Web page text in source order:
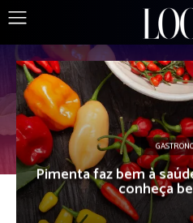
Pimenta faz bem à
conheça